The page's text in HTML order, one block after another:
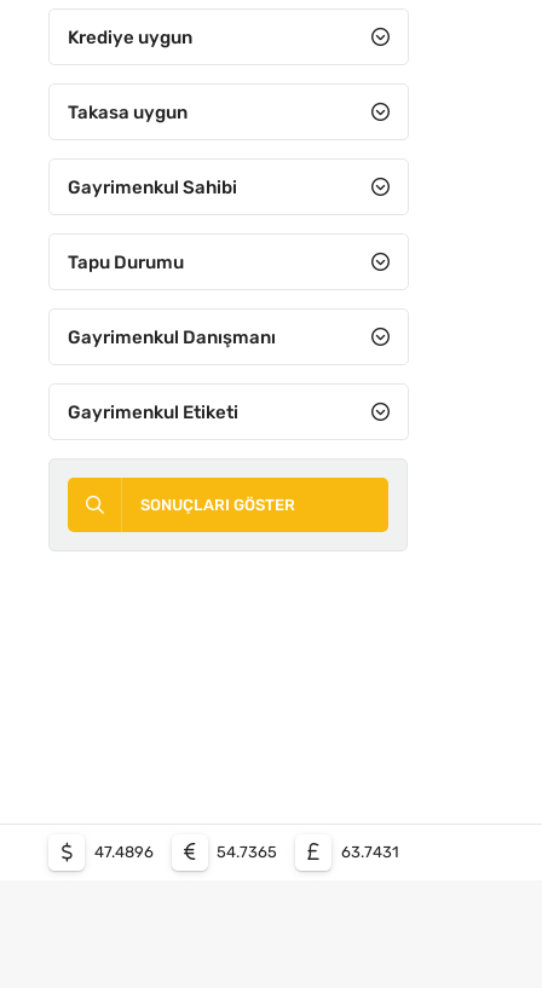
7+3
8+1
8+2
8+3
8+4
9+1
9+2
9+3
9+4
Krediye uygun
Takasa uygun
Gayrimenkul Sahibi
Tapu Durumu
Gayrimenkul Danışmanı
Gayrimenkul Etiketi
SONUÇLARI GÖSTER
47.4896 54.7365 63.7431